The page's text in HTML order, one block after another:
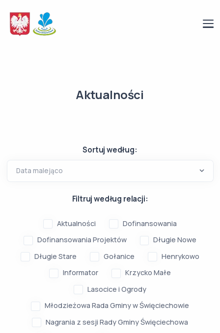
Aktualności
Sortuj według:
Filtruj według relacji:
Aktualności
Dofinansowania
Dofinansowania Projektów
Długie Nowe
Długie Stare
Gołanice
Henrykowo
Informator
Krzycko Małe
Lasocice i Ogrody
Młodzieżowa Rada Gminy w Święciechowie
Nagrania z sesji Rady Gminy Święciechowa